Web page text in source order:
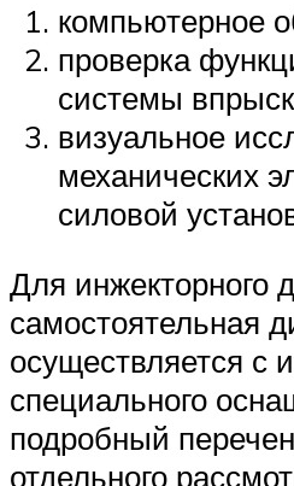
компьютерное
проверка
системы
визуальное
механических
силовой
Для инжекторного
самостоятельная
осуществляется с
специального
подробный
отдельного